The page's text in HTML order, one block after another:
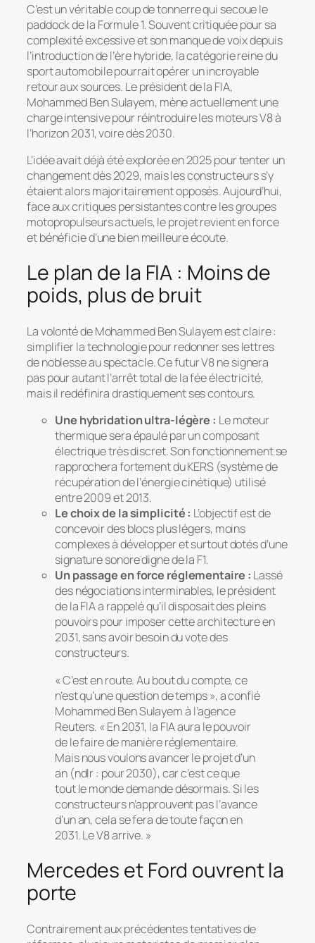
C’est un véritable coup de tonnerre qui secoue le
paddock de la Formule 1. Souvent critiquée pour sa
complexité excessive et son manque de voix depuis
l’introduction de l’ère hybride, la catégorie reine du
sport automobile pourrait opérer un incroyable
retour aux sources. Le président de la FIA,
Mohammed Ben Sulayem, mène actuellement une
charge intensive pour réintroduire les moteurs V8 à
l’horizon 2031, voire dès 2030.
L’idée avait déjà été explorée en 2025 pour tenter un
changement dès 2029, mais les constructeurs s’y
étaient alors majoritairement opposés. Aujourd’hui,
face aux critiques persistantes contre les groupes
motopropulseurs actuels, le projet revient en force
et bénéficie d’une bien meilleure écoute.
Le plan de la FIA : Moins de
poids, plus de bruit
La volonté de Mohammed Ben Sulayem est claire :
simplifier la technologie pour redonner ses lettres
de noblesse au spectacle. Ce futur V8 ne signera
pas pour autant l’arrêt total de la fée électricité,
mais il redéfinira drastiquement ses contours.
Une hybridation ultra-légère : Le moteur
thermique sera épaulé par un composant
électrique très discret. Son fonctionnement se
rapprochera fortement du KERS (système de
récupération de l’énergie cinétique) utilisé
entre 2009 et 2013.
Le choix de la simplicité : L’objectif est de
concevoir des blocs plus légers, moins
complexes à développer et surtout dotés d’une
signature sonore digne de la F1.
Un passage en force réglementaire : Lassé
des négociations interminables, le président
de la FIA a rappelé qu’il disposait des pleins
pouvoirs pour imposer cette architecture en
2031, sans avoir besoin du vote des
constructeurs.
« C’est en route. Au bout du compte, ce
n’est qu’une question de temps », a confié
Mohammed Ben Sulayem à l’agence
Reuters. « En 2031, la FIA aura le pouvoir
de le faire de manière réglementaire.
Mais nous voulons avancer le projet d’un
an (ndlr : pour 2030), car c’est ce que
tout le monde demande désormais. Si les
constructeurs n’approuvent pas l’avance
d’un an, cela se fera de toute façon en
2031. Le V8 arrive. »
Mercedes et Ford ouvrent la
porte
Contrairement aux précédentes tentatives de